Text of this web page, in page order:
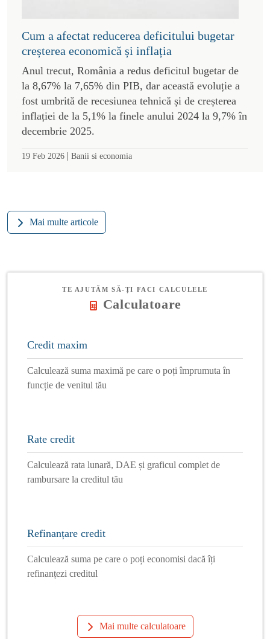
Cum a afectat reducerea deficitului bugetar
creșterea economică și inflația
Anul trecut, România a redus deficitul bugetar de
la 8,67% la 7,65% din PIB, dar această evoluție a
fost umbrită de recesiunea tehnică și de creșterea
inflației de la 5,1% la finele anului 2024 la 9,7% în
decembrie 2025.
19 Feb 2026 | Banii si economia
Mai multe articole
TE AJUTĂM SĂ-ȚI FACI CALCULELE
Calculatoare
Credit maxim
Calculează suma maximă pe care o poți împrumuta în
funcție de venitul tău
Rate credit
Calculează rata lunară, DAE și graficul complet de
rambursare la creditul tău
Refinanțare credit
Calculează suma pe care o poți economisi dacă îți
refinanțezi creditul
Mai multe calculatoare